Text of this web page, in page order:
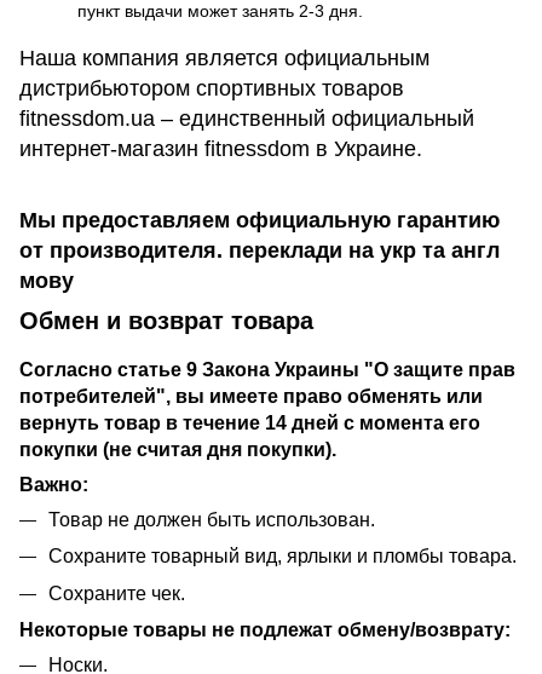
пункт выдачи может занять 2-3 дня.
Наша компания является официальным
дистрибьютором спортивных товаров
fitnessdom.ua – единственный официальный
интернет-магазин fitnessdom в Украине.
Мы предоставляем официальную гарантию
от производителя. переклади на укр та англ
мову
Обмен и возврат товара
Согласно статье 9 Закона Украины "О защите прав
потребителей", вы имеете право обменять или
вернуть товар в течение 14 дней с момента его
покупки (не считая дня покупки).
Важно:
Товар не должен быть использован.
Сохраните товарный вид, ярлыки и пломбы товара.
Сохраните чек.
Некоторые товары не подлежат обмену/возврату:
Носки.